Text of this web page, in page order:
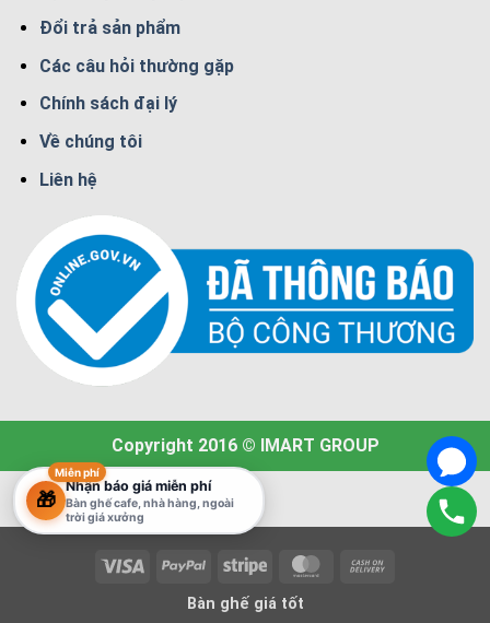
Đổi trả sản phẩm
Các câu hỏi thường gặp
Chính sách đại lý
Về chúng tôi
Liên hệ
Copyright 2016 © IMART GROUP
Visa PayPal Stripe MasterCard
Bàn ghế giá tốt
Miễn phí
🎁
Nhận báo giá miễn phí
Bàn ghế cafe, nhà hàng, ngoài
trời giá xưởng